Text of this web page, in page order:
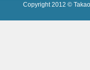
Copyright 2012 ©